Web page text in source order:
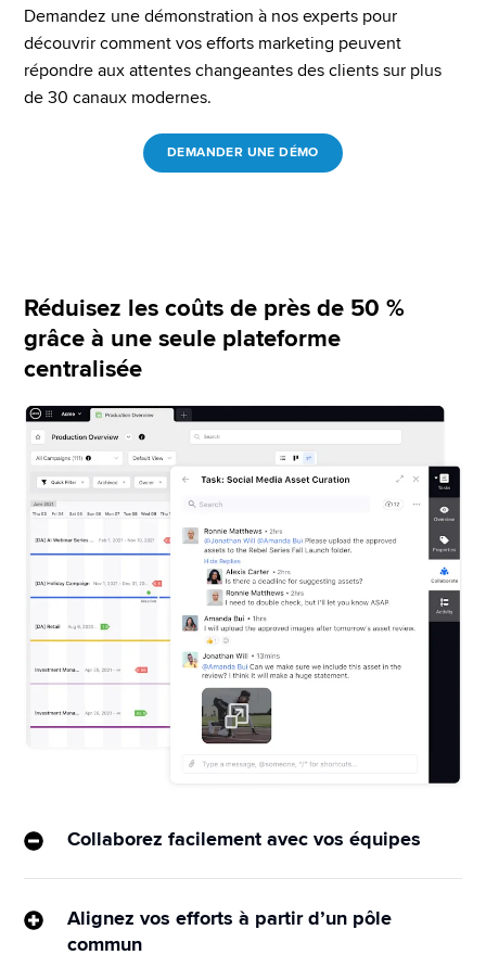
Demandez une démonstration à nos experts pour
découvrir comment vos efforts marketing peuvent
répondre aux attentes changeantes des clients sur plus
de 30 canaux modernes.
DEMANDER UNE DÉMO
Réduisez les coûts de près de 50 %
grâce à une seule plateforme
centralisée
Collaborez facilement avec vos équipes
Planifiez, gérez et accédez de manière efficace et
éditoriaux et aux enregistrements à partir d’une
Alignez vos efforts à partir d’un pôle
commun